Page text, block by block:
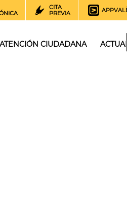
CITA
PREVIA
ATENCIÓN CIUDADANA